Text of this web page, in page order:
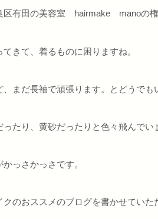
区有田の美容室 hairmake manoの
きて、着るものに困りますね。
まだ長袖で頑張ります。とどうでも
ったり、黄砂だったりと色々飛んでい
っさかっさです。
クのおススメのブログを書かせていた